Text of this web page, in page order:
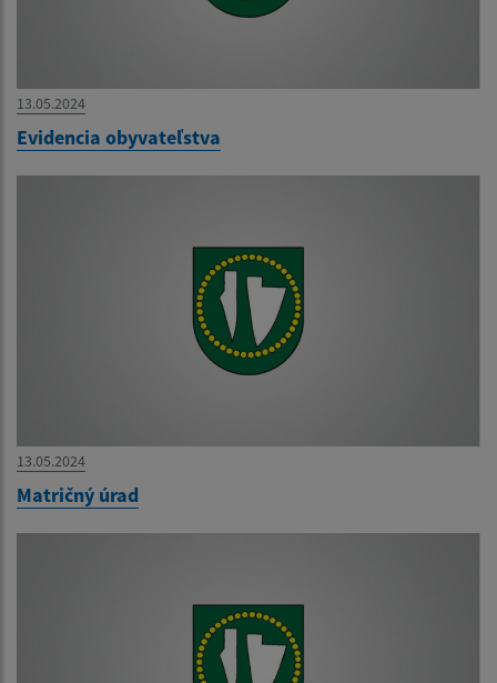
13.05.2024
Evidencia obyvateľstva
13.05.2024
Matričný úrad